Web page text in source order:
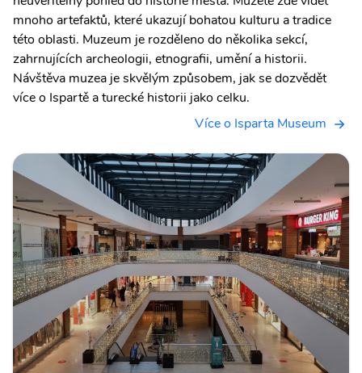
mnoho artefaktů, které ukazují bohatou kulturu a tradice
této oblasti. Muzeum je rozděleno do několika sekcí,
zahrnujících archeologii, etnografii, umění a historii.
Návštěva muzea je skvělým způsobem, jak se dozvědět
více o Ispartě a turecké historii jako celku.
Více o Isparta Museum